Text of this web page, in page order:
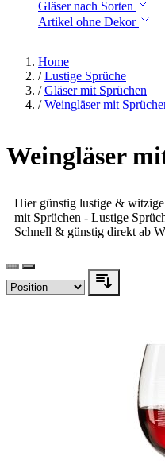
Gläser nach Sorten
Artikel ohne Dekor
Home
/ Lustige Sprüche
/ Gläser mit Sprüchen
/ Weingläser mit
Weingläser
Hier günstig lustige &
mit Sprüchen - Lustige
Schnell & günstig direkt ab